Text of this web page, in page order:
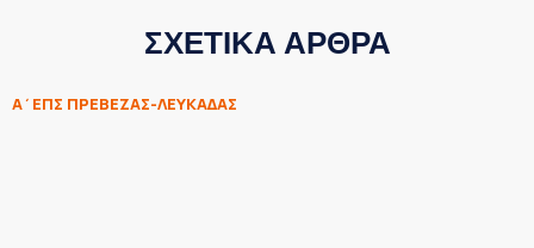
ΣΧΕΤΙΚΑ ΑΡΘΡΑ
Α΄ΕΠΣ ΠΡΕΒΕΖΑΣ-ΛΕΥΚΑΔΑΣ